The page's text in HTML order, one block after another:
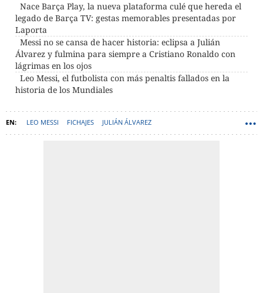
Nace Barça Play, la nueva plataforma culé que hereda el
legado de Barça TV: gestas memorables presentadas por
Laporta
Messi no se cansa de hacer historia: eclipsa a Julián
Álvarez y fulmina para siempre a Cristiano Ronaldo con
lágrimas en los ojos
Leo Messi, el futbolista con más penaltis fallados en la
historia de los Mundiales
LEO MESSI FICHAJES JULIÁN ÁLVAREZ